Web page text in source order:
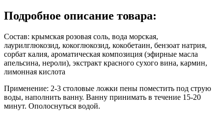
Подробное описание товара:
Состав: крымская розовая соль, вода морская,
лаурилглюкозид, кокоглюкозид, кокобетаин, бензоат натрия,
сорбат калия, ароматическая композиция (эфирные масла
апельсина, нероли), экстракт красного сухого вина, кармин,
лимонная кислота
Применение: 2-3 столовые ложки пены поместить под струю
воды, наполнить ванну. Ванну принимать в течение 15-20
минут. Ополоснуться водой.